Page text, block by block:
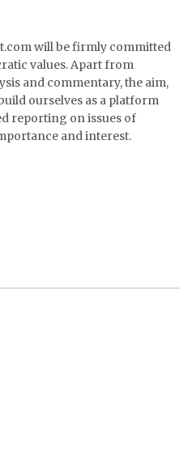
will be firmly committed
values. Apart from
and commentary, the aim,
ourselves as a platform
reporting on issues of
and interest.